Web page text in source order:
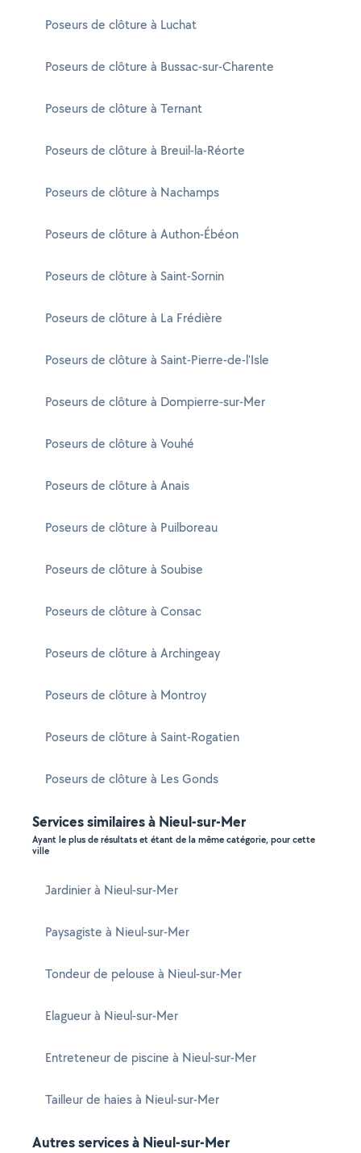
Poseurs de clôture à Luchat
Poseurs de clôture à Bussac-sur-Charente
Poseurs de clôture à Ternant
Poseurs de clôture à Breuil-la-Réorte
Poseurs de clôture à Nachamps
Poseurs de clôture à Authon-Ébéon
Poseurs de clôture à Saint-Sornin
Poseurs de clôture à La Frédière
Poseurs de clôture à Saint-Pierre-de-l'Isle
Poseurs de clôture à Dompierre-sur-Mer
Poseurs de clôture à Vouhé
Poseurs de clôture à Anais
Poseurs de clôture à Puilboreau
Poseurs de clôture à Soubise
Poseurs de clôture à Consac
Poseurs de clôture à Archingeay
Poseurs de clôture à Montroy
Poseurs de clôture à Saint-Rogatien
Poseurs de clôture à Les Gonds
Services similaires à Nieul-sur-Mer
Ayant le plus de résultats et étant de la même catégorie, pour cette
ville
Jardinier à Nieul-sur-Mer
Paysagiste à Nieul-sur-Mer
Tondeur de pelouse à Nieul-sur-Mer
Elagueur à Nieul-sur-Mer
Entreteneur de piscine à Nieul-sur-Mer
Tailleur de haies à Nieul-sur-Mer
Autres services à Nieul-sur-Mer